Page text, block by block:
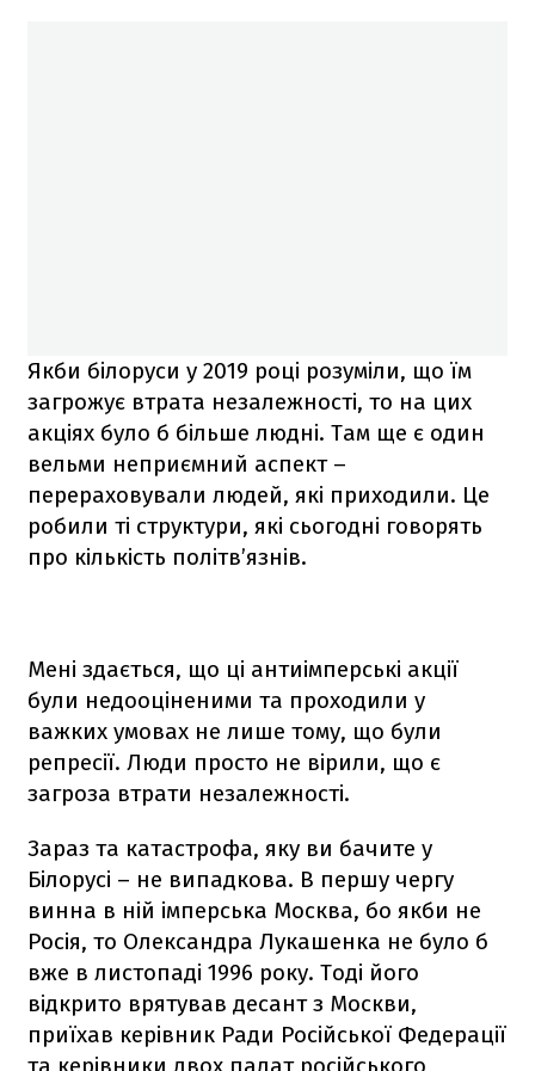
Якби білоруси у 2019 році розуміли, що їм
загрожує втрата незалежності, то на цих
акціях було б більше людні. Там ще є один
вельми неприємний аспект –
перераховували людей, які приходили. Це
робили ті структури, які сьогодні говорять
про кількість політв’язнів.
Мені здається, що ці антиімперські акції
були недооціненими та проходили у
важких умовах не лише тому, що були
репресії. Люди просто не вірили, що є
загроза втрати незалежності.
Зараз та катастрофа, яку ви бачите у
Білорусі – не випадкова. В першу чергу
винна в ній імперська Москва, бо якби не
Росія, то Олександра Лукашенка не було б
вже в листопаді 1996 року. Тоді його
відкрито врятував десант з Москви,
приїхав керівник Ради Російської Федерації
та керівники двох палат російського